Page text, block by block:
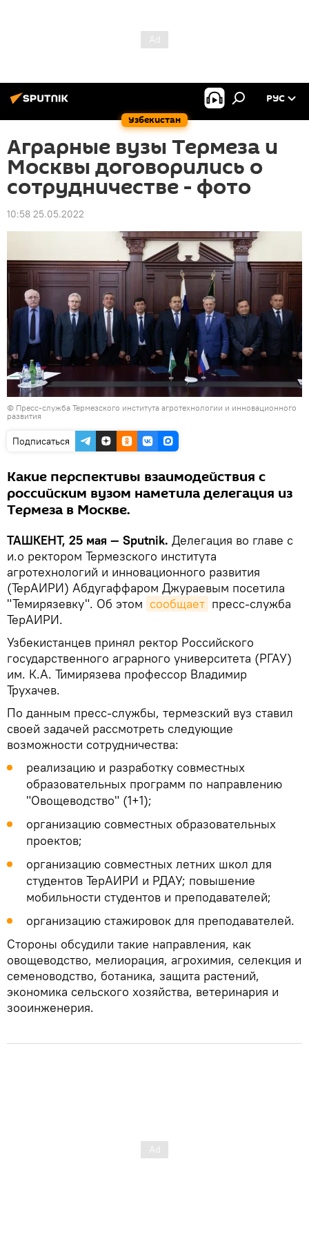
Узбекистан
РУС
Аграрные вузы Термеза и
Москвы договорились о
сотрудничестве - фото
10:58 25.05.2022
© Пресс-служба Термезского института агротехнологии и инновационного
развития
Подписаться
Какие перспективы взаимодействия с
российским вузом наметила делегация из
Термеза в Москве.
ТАШКЕНТ, 25 мая — Sputnik. Делегация во главе с
и.о ректором Термезского института
агротехнологий и инновационного развития
(ТерАИРИ) Абдугаффаром Джураевым посетила
"Темирязевку". Об этом сообщает пресс-служба
ТерАИРИ.
Узбекистанцев принял ректор Российского
государственного аграрного университета (РГАУ)
им. К.А. Тимирязева профессор Владимир
Трухачев.
По данным пресс-службы, термезский вуз ставил
своей задачей рассмотреть следующие
возможности сотрудничества:
реализацию и разработку совместных
образовательных программ по направлению
"Овощеводство" (1+1);
организацию совместных образовательных
проектов;
организацию совместных летних школ для
студентов ТерАИРИ и РДАУ; повышение
мобильности студентов и преподавателей;
организацию стажировок для преподавателей.
Стороны обсудили такие направления, как
овощеводство, мелиорация, агрохимия, селекция и
семеноводство, ботаника, защита растений,
экономика сельского хозяйства, ветеринария и
зооинженерия.